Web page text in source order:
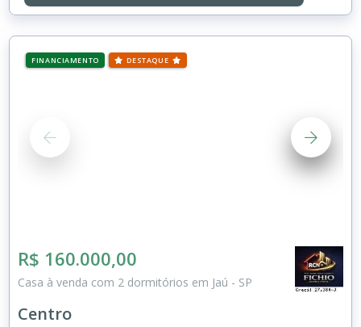
FINANCIAMENTO DESTAQUE
R$ 160.000,00
Casa à venda com 2 dormitórios em Jaú - SP
Centro